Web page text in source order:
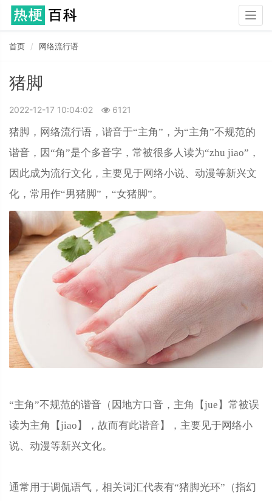
首页 网络流行语
猪脚
2022-12-17 10:04:02 6121
猪脚，网络流行语，谐音于“主角”，为“主角”不规范的
谐音，因“角”是个多音字，常被很多人读为“zhu jiao”，
因此成为流行文化，主要见于网络小说、动漫等新兴文
化， 常用作“男猪脚”，“女猪脚”。
“主角”不规范的谐音（因地方口音，主角【jue】常被误
读为主角【jiao】，故而有此谐音】，主要见于网络小
说、动漫等新兴文化。
通常用于调侃语气，相关词汇代表有“猪脚光环”（指幻